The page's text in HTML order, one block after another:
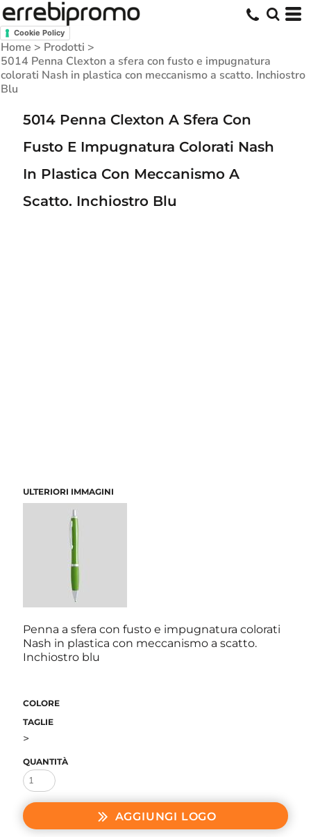
Cookie Policy
Home > Prodotti >
5014 Penna Clexton a sfera con fusto e impugnatura
colorati Nash in plastica con meccanismo a scatto. Inchiostro
Blu
5014 Penna Clexton A Sfera Con
Fusto E Impugnatura Colorati Nash
In Plastica Con Meccanismo A
Scatto. Inchiostro Blu
ULTERIORI IMMAGINI
Penna a sfera con fusto e impugnatura colorati
Nash in plastica con meccanismo a scatto.
Inchiostro blu
COLORE
TAGLIE
>
QUANTITÀ
AGGIUNGI LOGO